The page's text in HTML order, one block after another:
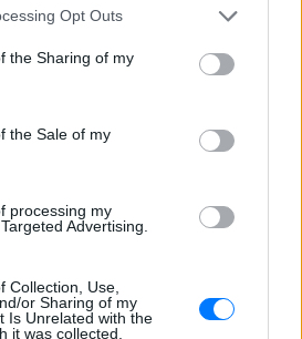
Opt Outs
the Sharing of my
the Sale of my
processing my
Advertising.
Collection, Use,
or Sharing of my
Is Unrelated with the
it was collected.
ΧΤΕΣ
σκοτώθηκαν σε μετωπική σύγκρουση με
φορτηγό στην επαρχιακή οδό Αμφίπολης
Καταδίωξη στο κέντρο της
Θεσσαλονίκης: Έσπασαν το
μ@@@», του φώναζαν
ΧΤΕΣ
καρφώθηκε πάνω σε κολονάκια.